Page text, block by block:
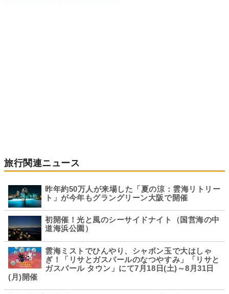
旅行関連ニュース
昨年約50万人が来場した「夏の涼：雲海リトリー
ト」が今年もグラングリーン大阪で開催
初開催！光と風のシーサイドナイト（国営海の中
道海浜公園）
雲海ミストでひんやり、シャボン玉で大はしゃ
ぎ！「リサとガスパールのなつやすみ」「リサと
ガスパール タウン」にて7月18日(土)～8月31日
(月)開催